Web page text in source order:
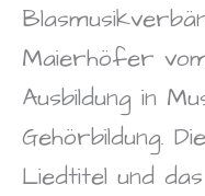
Maierhöfer
Ausbildung in
Gehörbildung.
Liedtitel und